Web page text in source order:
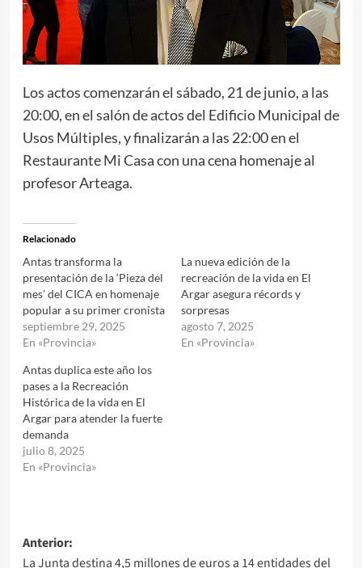
Los actos comenzarán el sábado, 21 de junio, a las
20:00, en el salón de actos del Edificio Municipal de
Usos Múltiples, y finalizarán a las 22:00 en el
Restaurante Mi Casa con una cena homenaje al
profesor Arteaga.
Relacionado
Antas transforma la
presentación de la ‘Pieza del
mes’ del CICA en homenaje
popular a su primer cronista
septiembre 29, 2025
En «Provincia»
La nueva edición de la
recreación de la vida en El
Argar asegura récords y
sorpresas
agosto 7, 2025
En «Provincia»
Antas duplica este año los
pases a la Recreación
Histórica de la vida en El
Argar para atender la fuerte
demanda
julio 8, 2025
En «Provincia»
Navegación
Anterior:
La Junta destina 4,5 millones de euros a 14 entidades del